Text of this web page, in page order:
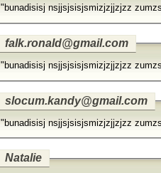
"bunadisisj nsjjsjsisjsmizjzjjzjzz
falk.ronald@gmail.com
"bunadisisj nsjjsjsisjsmizjzjjzjzz
slocum.kandy@gmail.com
"bunadisisj nsjjsjsisjsmizjzjjzjzz
Natalie